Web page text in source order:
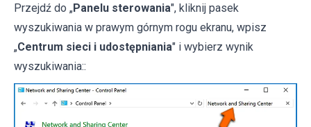
Przejdź do „Panelu sterowania", kliknij pasek
wyszukiwania w prawym górnym rogu ekranu, wpisz
„Centrum sieci i udostępniania" i wybierz wynik
wyszukiwania::